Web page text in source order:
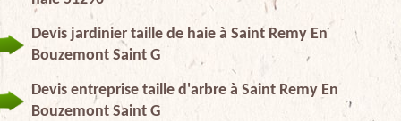
Devis jardinier taille de haie à Saint Remy En
Bouzemont Saint G
Devis entreprise taille d'arbre à Saint Remy En
Bouzemont Saint G